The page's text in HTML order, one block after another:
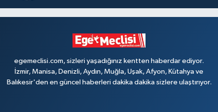
egemeclisi.com, sizleri yaşadığınız kentten haberdar ediyor.
İzmir, Manisa, Denizli, Aydın, Muğla, Uşak, Afyon, Kütahya ve
Balıkesir'den en güncel haberleri dakika dakika sizlere ulaştırıyor.